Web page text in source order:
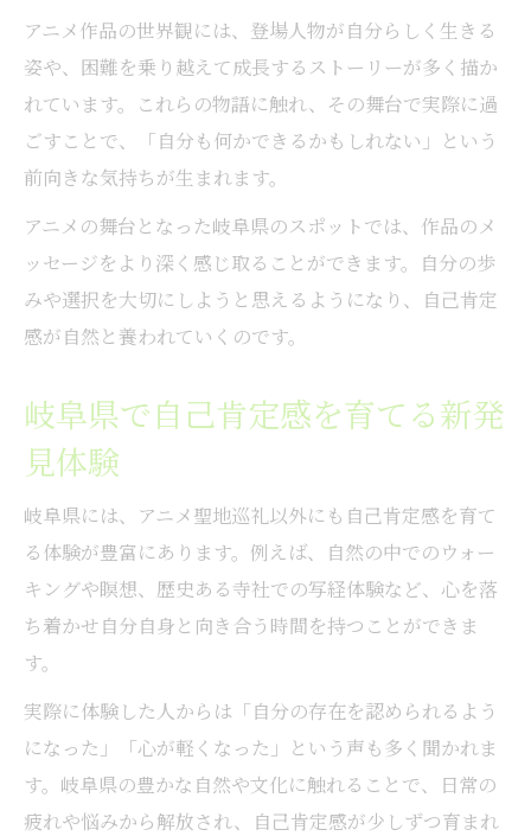
アニメ作品の世界観には、登場人物が自分らしく生きる
姿や、困難を乗り越えて成長するストーリーが多く描か
れています。これらの物語に触れ、その舞台で実際に過
ごすことで、「自分も何かできるかもしれない」という
前向きな気持ちが生まれます。
アニメの舞台となった岐阜県のスポットでは、作品のメ
ッセージをより深く感じ取ることができます。自分の歩
みや選択を大切にしようと思えるようになり、自己肯定
感が自然と養われていくのです。
岐阜県で自己肯定感を育てる新発
見体験
岐阜県には、アニメ聖地巡礼以外にも自己肯定感を育て
る体験が豊富にあります。例えば、自然の中でのウォー
キングや瞑想、歴史ある寺社での写経体験など、心を落
ち着かせ自分自身と向き合う時間を持つことができま
す。
実際に体験した人からは「自分の存在を認められるよう
になった」「心が軽くなった」という声も多く聞かれま
す。岐阜県の豊かな自然や文化に触れることで、日常の
疲れや悩みから解放され、自己肯定感が少しずつ育まれ